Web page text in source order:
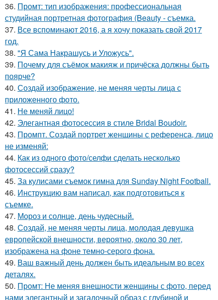
36. Промт: тип изображения: профессиональная
студийная портретная фотография (Beauty - съемка.
37. Все вспоминают 2016, а я хочу показать свой 2017
год.
38. "Я Сама Накрашусь и Уложусь".
39. Почему для съёмок макияж и причёска должны быть
поярче?
40. Создай изображение, не меняя черты лица с
приложенного фото.
41. Не меняй лицо!
42. Элегантная фотосессия в стиле Bridal Boudoir.
43. Промпт. Создай портрет женщины с референса, лицо
не изменяй:
44. Как из одного фото/селфи сделать несколько
фотосессий сразу?
45. За кулисами съемок гимна для Sunday Night Football.
46. Инструкцию вам написал, как подготовиться к
съемке.
47. Мороз и солнце, день чудесный.
48. Создай, не меняя черты лица, молодая девушка
европейской внешности, вероятно, около 30 лет,
изображена на фоне темно-серого фона.
49. Ваш важный день должен быть идеальным во всех
деталях.
50. Промт: Не меняя внешности женщины с фото, перед
нами элегантный и загадочный образ с глубиной и